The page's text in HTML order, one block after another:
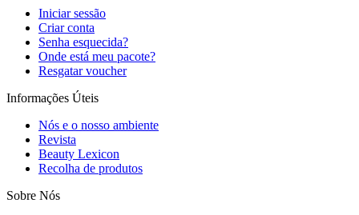
Iniciar sessão
Criar conta
Senha esquecida?
Onde está meu pacote?
Resgatar voucher
Informações Úteis
Nós e o nosso ambiente
Revista
Beauty Lexicon
Recolha de produtos
Sobre Nós